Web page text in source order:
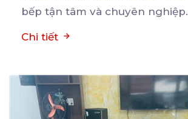
bếp tận tâm và chuyên nghiệp.
Chi tiết